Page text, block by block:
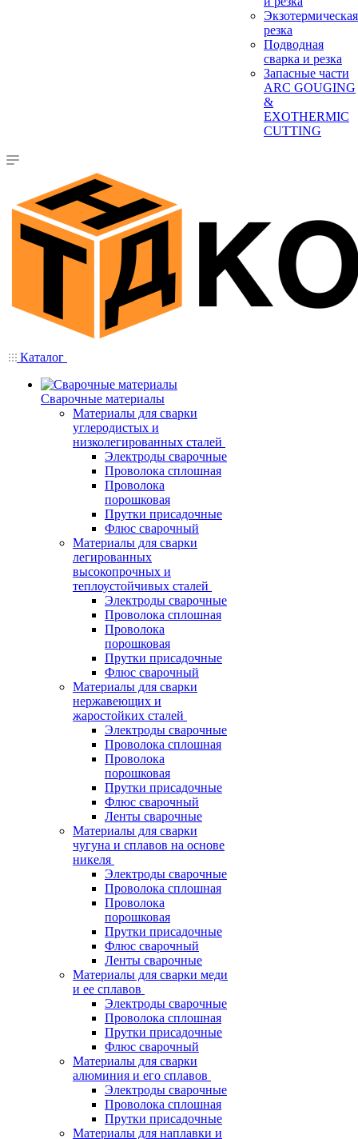
Экзотермическая
резка
Подводная
сварка и резка
Запасные части
ARC GOUGING
&
EXOTHERMIC
CUTTING
Каталог
Сварочные материалы
Материалы для сварки
углеродистых и
низколегированных сталей
Электроды сварочные
Проволока сплошная
Проволока
порошковая
Прутки присадочные
Флюс сварочный
Материалы для сварки
легированных
высокопрочных и
теплоустойчивых сталей
Электроды сварочные
Проволока сплошная
Проволока
порошковая
Прутки присадочные
Флюс сварочный
Материалы для сварки
нержавеющих и
жаростойких сталей
Электроды сварочные
Проволока сплошная
Проволока
порошковая
Прутки присадочные
Флюс сварочный
Ленты сварочные
Материалы для сварки
чугуна и сплавов на основе
никеля
Электроды сварочные
Проволока сплошная
Проволока
порошковая
Прутки присадочные
Флюс сварочный
Ленты сварочные
Материалы для сварки меди
и ее сплавов
Электроды сварочные
Проволока сплошная
Прутки присадочные
Флюс сварочный
Материалы для сварки
алюминия и его сплавов
Электроды сварочные
Проволока сплошная
Прутки присадочные
Материалы для наплавки и